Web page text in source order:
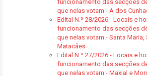
funcionamento das secções
que nelas votam - A dos
Edital N.º 28/2026 - Locais e
funcionamento das secções
que nelas votam - Santa Maria,
Matacães
Edital N.º 27/2026 - Locais e
funcionamento das secções
que nelas votam - Maxial e